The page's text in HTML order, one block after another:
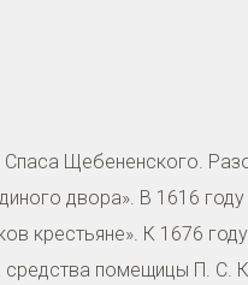
Щебененского.
двора». В 1616
крестьяне». К 1676
помещицы П. С.